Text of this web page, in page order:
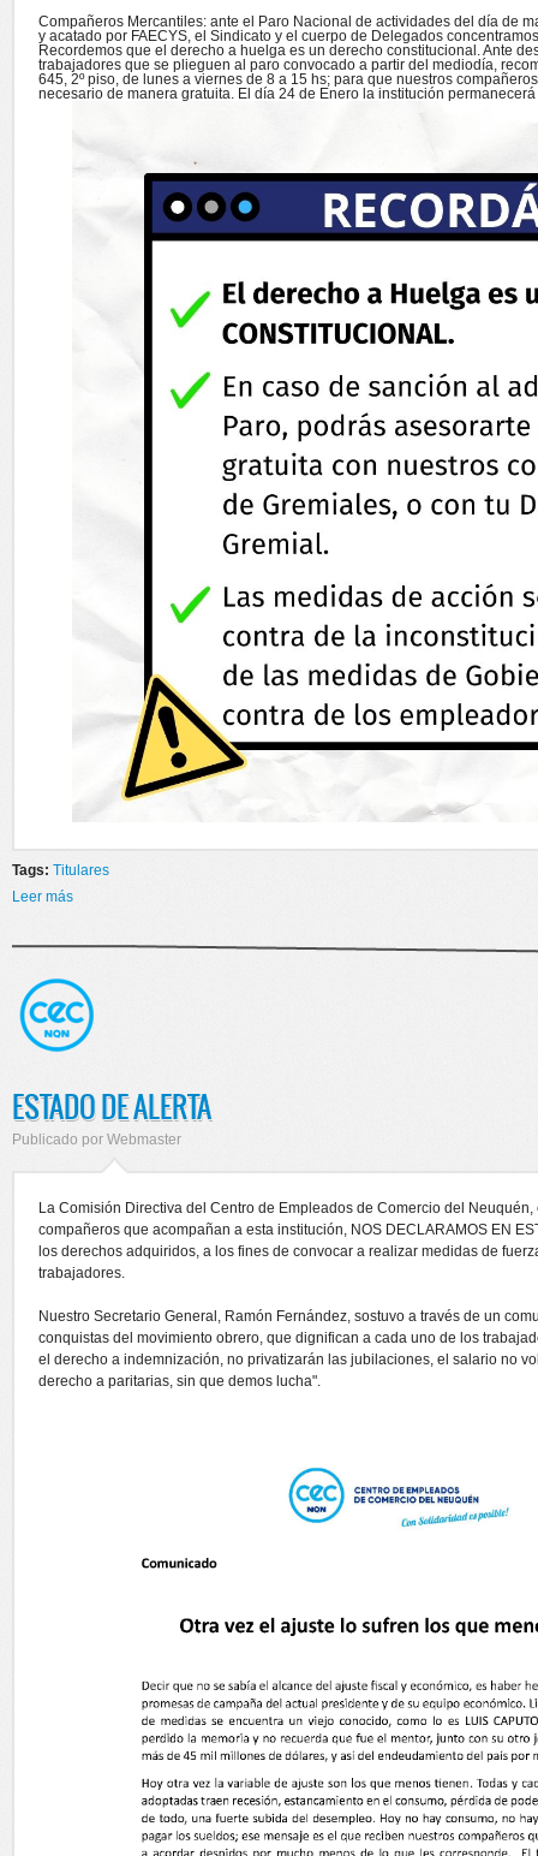
Compañeros Mercantiles: ante el Paro Nacional de actividades del día de
y acatado por FAECYS, el Sindicato y el cuerpo de Delegados
Recordemos que el derecho a huelga es un derecho constitucional. Ante
trabajadores que se plieguen al paro convocado a partir del mediodía,
645, 2º piso, de lunes a viernes de 8 a 15 hs; para que nuestros
necesario de manera gratuita. El día 24 de Enero la institución
Tags: Titulares
Leer más
ESTADO DE ALERTA
Publicado por Webmaster
La Comisión Directiva del Centro de Empleados de Comercio del
compañeros que acompañan a esta institución, NOS DECLARAMOS EN
los derechos adquiridos, a los fines de convocar a realizar medidas de
trabajadores.
Nuestro Secretario General, Ramón Fernández, sostuvo a través de un
conquistas del movimiento obrero, que dignifican a cada uno de los
el derecho a indemnización, no privatizarán las jubilaciones, el salario no
derecho a paritarias, sin que demos lucha".